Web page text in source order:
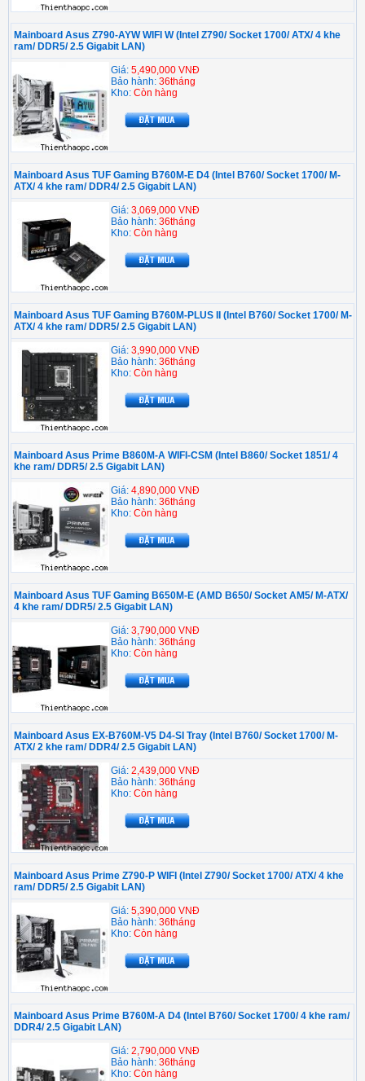
Mainboard Asus Z790-AYW WIFI W (Intel Z790/ Socket 1700/ ATX/ 4 khe
ram/ DDR5/ 2.5 Gigabit LAN)
Giá: 5,490,000 VNĐ
Bảo hành: 36tháng
Kho: Còn hàng
Mainboard Asus TUF Gaming B760M-E D4 (Intel B760/ Socket 1700/ M-
ATX/ 4 khe ram/ DDR4/ 2.5 Gigabit LAN)
Giá: 3,069,000 VNĐ
Bảo hành: 36tháng
Kho: Còn hàng
Mainboard Asus TUF Gaming B760M-PLUS II (Intel B760/ Socket 1700/ M-
ATX/ 4 khe ram/ DDR5/ 2.5 Gigabit LAN)
Giá: 3,990,000 VNĐ
Bảo hành: 36tháng
Kho: Còn hàng
Mainboard Asus Prime B860M-A WIFI-CSM (Intel B860/ Socket 1851/ 4
khe ram/ DDR5/ 2.5 Gigabit LAN)
Giá: 4,890,000 VNĐ
Bảo hành: 36tháng
Kho: Còn hàng
Mainboard Asus TUF Gaming B650M-E (AMD B650/ Socket AM5/ M-ATX/
4 khe ram/ DDR5/ 2.5 Gigabit LAN)
Giá: 3,790,000 VNĐ
Bảo hành: 36tháng
Kho: Còn hàng
Mainboard Asus EX-B760M-V5 D4-SI Tray (Intel B760/ Socket 1700/ M-
ATX/ 2 khe ram/ DDR4/ 2.5 Gigabit LAN)
Giá: 2,439,000 VNĐ
Bảo hành: 36tháng
Kho: Còn hàng
Mainboard Asus Prime Z790-P WIFI (Intel Z790/ Socket 1700/ ATX/ 4 khe
ram/ DDR5/ 2.5 Gigabit LAN)
Giá: 5,390,000 VNĐ
Bảo hành: 36tháng
Kho: Còn hàng
Mainboard Asus Prime B760M-A D4 (Intel B760/ Socket 1700/ 4 khe ram/
DDR4/ 2.5 Gigabit LAN)
Giá: 2,790,000 VNĐ
Bảo hành: 36tháng
Kho: Còn hàng